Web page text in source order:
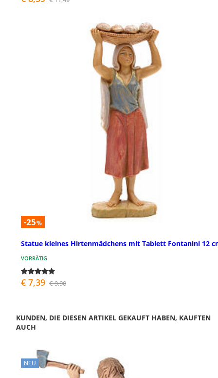
-25%
Statue kleines Hirtenmädchens mit Tablett Fontanini 12
VORRÄTIG
€ 7,39 € 9,90
KUNDEN, DIE DIESEN ARTIKEL GEKAUFT HABEN, KAUFTEN
AUCH
NEU